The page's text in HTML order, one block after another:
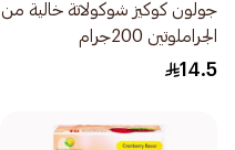
جولون كوكيز شوكولاتة خالية من
الجراملوتين 200جرام
14.5